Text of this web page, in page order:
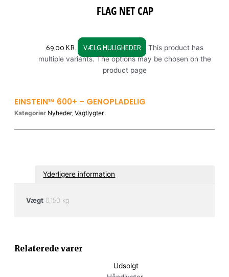
FLAG NET CAP
69,00KR. VÆLG MULIGHEDER
This product has
multiple variants. The options may be chosen on the
product page
EINSTEIN™ 600+ – GENOPLADELIG
Kategorier Nyheder, Vagtlygter
Yderligere information
Vægt 0,150 kg
Relaterede varer
Udsolgt